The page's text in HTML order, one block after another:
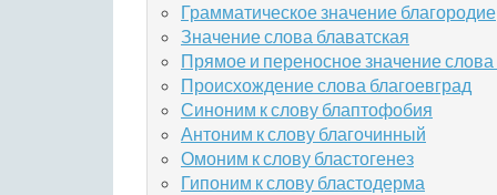
Грамматическое значение благородие
Значение слова блаватская
Прямое и переносное значение
Происхождение слова благоевград
Синоним к слову блаптофобия
Антоним к слову благочинный
Омоним к слову бластогенез
Гипоним к слову бластодерма